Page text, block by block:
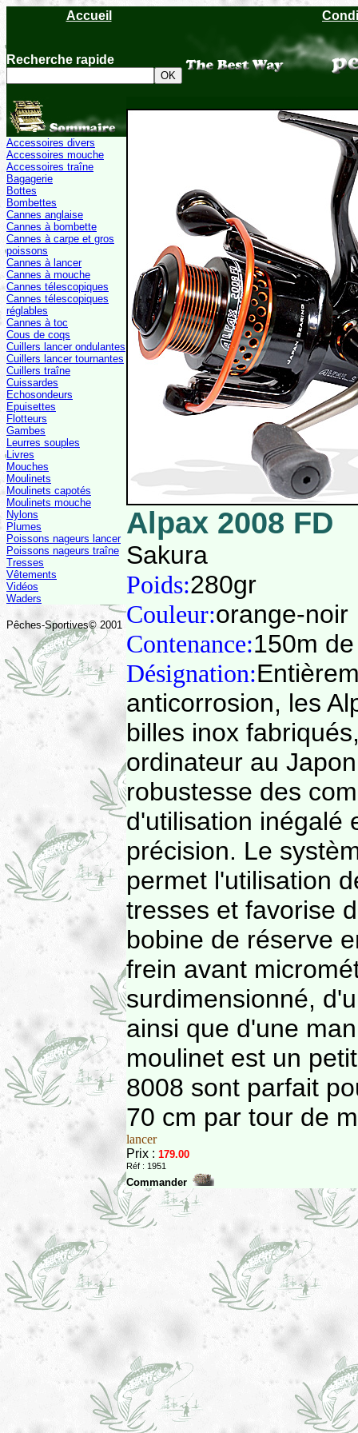
Accueil
Recherche rapide
Accessoires divers
Accessoires mouche
Accessoires traîne
Bagagerie
Bottes
Bombettes
Cannes anglaise
Cannes à bombette
Cannes à carpe et gros
poissons
Cannes à lancer
Cannes à mouche
Cannes télescopiques
Cannes télescopiques
réglables
Cannes à toc
Cous de coqs
Cuillers lancer ondulantes
Cuillers lancer tournantes
Cuillers traîne
Cuissardes
Echosondeurs
Epuisettes
Flotteurs
Gambes
Leurres souples
Livres
Mouches
Moulinets
Moulinets capotés
Moulinets mouche
Nylons
Plumes
Poissons nageurs lancer
Poissons nageurs traîne
Tresses
Vêtements
Vidéos
Waders
Pêches-Sportives© 2001
Alpax 2008 FD
Sakura
Poids:280gr
Couleur:orange-noir
Contenance:150m
Désignation:
anticorrosion, les
billes inox
ordinateur au
robustesse des
d'utilisation inégalé
précision. Le
permet l'utilisation
tresses et favorise
bobine de réserve
frein avant
surdimensionné,
ainsi que d'une
moulinet est un
8008 sont parfait
70 cm par tour de
lancer
Prix : 179.00
Réf : 1951
Commander